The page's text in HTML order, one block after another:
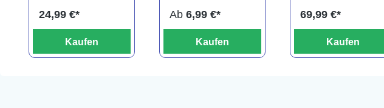
24,99 €*
Kaufen
Ab 6,99 €*
Kaufen
69,99 €*
Kaufen